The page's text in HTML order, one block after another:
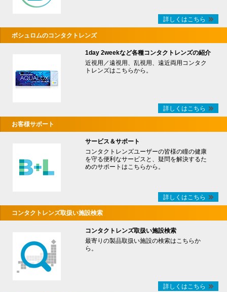
詳しくはこちら
ボシュロムのコンタクトレンズ
1day 2weekなど各種コンタクトレンズの紹介
近視用／遠視用、乱視用、遠近両用コンタク
トレンズはこちらから。
詳しくはこちら
お客様サポート
サービス＆サポート
コンタクトレンズユーザーの皆様の瞳の健康
を守る便利なサービスと、疑問を解決するた
めのサポートはこちらから。
詳しくはこちら
コンタクトレンズ取扱い施設検索
コンタクトレンズ取扱い施設検索
最寄りの製品取扱い施設の検索はこちらか
ら。
詳しくはこちら